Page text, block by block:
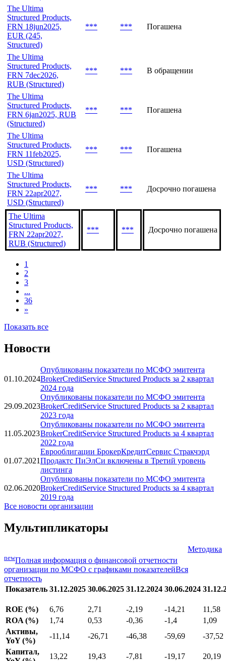
The Ultima
Structured Products,
FRN 18jun2025,
EUR (245,
Structured)
*** *** Погашена
The Ultima
Structured Products,
FRN 7dec2026,
RUB (Structured)
*** *** В обращении
The Ultima
Structured Products,
FRN 6jan2025, RUB
(Structured)
*** *** Погашена
The Ultima
Structured Products,
FRN 11feb2025,
USD (Structured)
*** *** Погашена
The Ultima
Structured Products,
FRN 22apr2027,
USD (Structured)
*** *** Досрочно погашена
The Ultima
Structured Products,
FRN 22apr2027,
RUB (Structured)
*** *** Досрочно погашена
1
2
3
...
36
»
Показать все
Новости
01.10.2024
Опубликованы показатели по МСФО эмитента
BrokerCreditService Structured Products за 2 квартал
2024 года
29.09.2023
Опубликованы показатели по МСФО эмитента
BrokerCreditService Structured Products за 2 квартал
2023 года
11.05.2023
Опубликованы показатели по МСФО эмитента
BrokerCreditService Structured Products за 4 квартал
2022 года
01.07.2021
Еврооблигации БрокерКредитСервис Стракчэрд
Продактс ПиЭлСи включены в Третий уровень
листинга
02.06.2020
Опубликованы показатели по МСФО эмитента
BrokerCreditService Structured Products за 4 квартал
2019 года
Все новости организации
Мультипликаторы
Методика
newПолная информация о финансовой отчетности
организации по МСФО с графиками показателейВся
отчетность
Показатель 31.12.2025 30.06.2025 31.12.2024 30.06.2024
ROE (%) 6,76 2,71 -2,19 -14,21
11,58
ROA (%)
1,74 0,53 -0,36 -1,4
1,09
Активы,
YoY (%)
-11,14 -26,71 -46,38 -59,69
-37,52
Капитал,
13,22 19,43 -7,81 -19,17 20,19